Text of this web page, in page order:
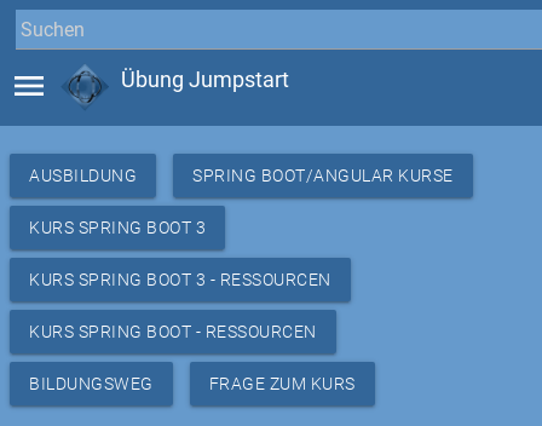
menu Übung Jumpstart
AUSBILDUNG SPRING BOOT/ANGULAR KURSE
KURS SPRING BOOT 3
KURS SPRING BOOT 3 - RESSOURCEN
KURS SPRING BOOT - RESSOURCEN
BILDUNGSWEG FRAGE ZUM KURS